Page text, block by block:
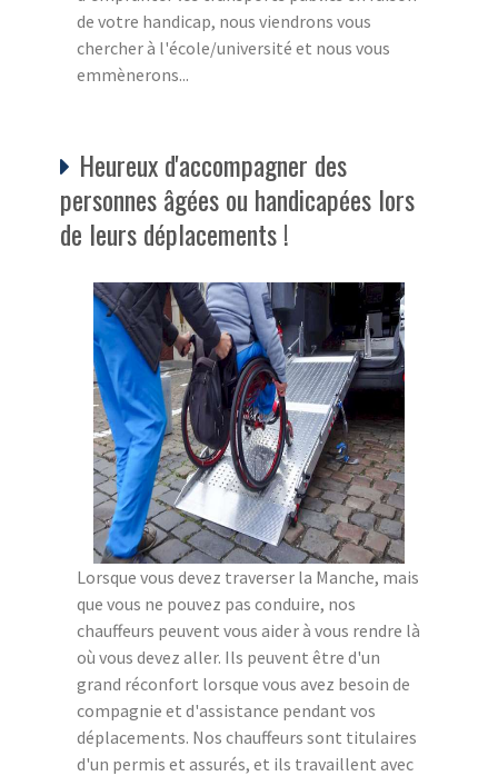
de votre handicap, nous viendrons vous
chercher à l'école/université et nous vous
emmènerons...
Heureux d'accompagner des
personnes âgées ou handicapées lors
de leurs déplacements !
Lorsque vous devez traverser la Manche, mais
que vous ne pouvez pas conduire, nos
chauffeurs peuvent vous aider à vous rendre là
où vous devez aller. Ils peuvent être d'un
grand réconfort lorsque vous avez besoin de
compagnie et d'assistance pendant vos
déplacements. Nos chauffeurs sont titulaires
d'un permis et assurés, et ils travaillent avec